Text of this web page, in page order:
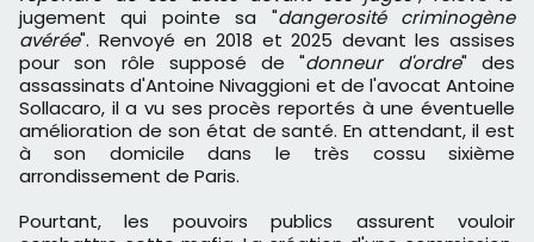
jugement qui pointe sa "dangerosité criminogène
avérée". Renvoyé en 2018 et 2025 devant les assises
pour son rôle supposé de "donneur d'ordre" des
assassinats d'Antoine Nivaggioni et de l'avocat Antoine
Sollacaro, il a vu ses procès reportés à une éventuelle
amélioration de son état de santé. En attendant, il est
à son domicile dans le très cossu sixième
arrondissement de Paris.
Pourtant, les pouvoirs publics assurent vouloir